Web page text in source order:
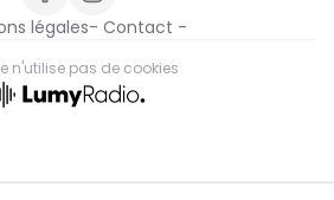
légales- Contact -
n'utilise pas de cookies